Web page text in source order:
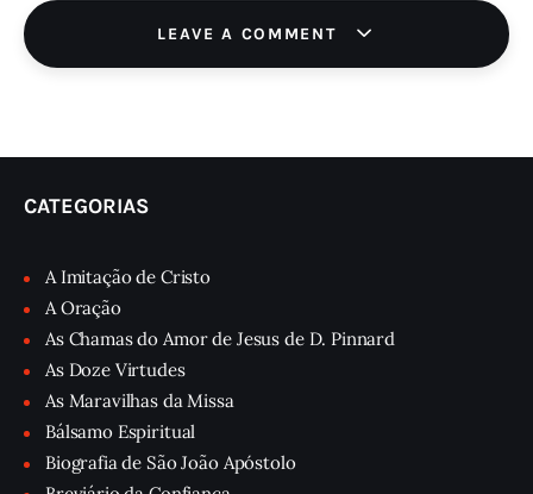
LEAVE A COMMENT
CATEGORIAS
A Imitação de Cristo
A Oração
As Chamas do Amor de Jesus de D. Pinnard
As Doze Virtudes
As Maravilhas da Missa
Bálsamo Espiritual
Biografia de São João Apóstolo